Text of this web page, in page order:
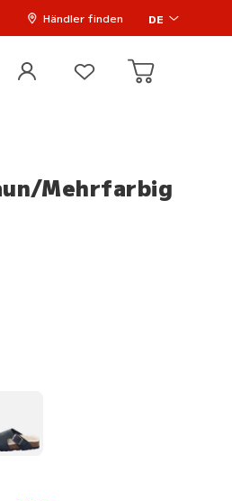
Händler finden DE
Mehrfarbig